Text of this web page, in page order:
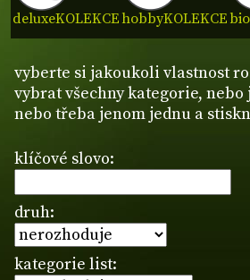
deluxeKOLEKCEhobbyKOLEKCEbio
vyberte si jakoukoli vlastnost
vybrat všechny kategorie, nebo
nebo třeba jenom jednu a
klíčové slovo:
druh:
kategorie list: